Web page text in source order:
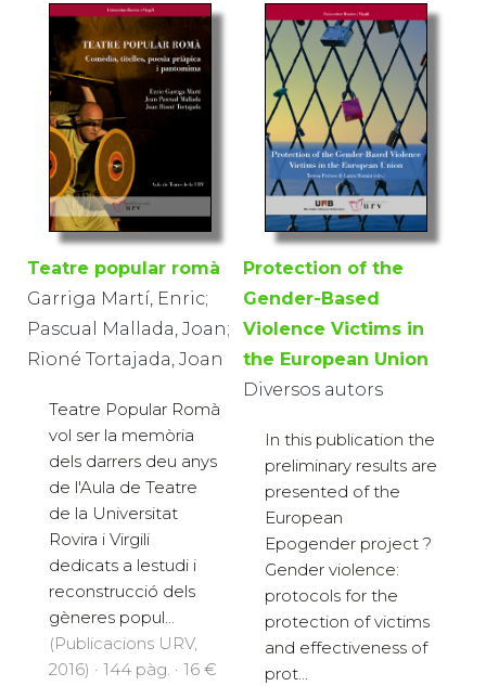
Teatre popular romà
Garriga Martí, Enric;
Pascual Mallada, Joan;
Rioné Tortajada, Joan
Teatre Popular Romà
vol ser la memòria
dels darrers deu anys
de l'Aula de Teatre
de la Universitat
Rovira i Virgili
dedicats a lestudi i
reconstrucció dels
gèneres popul...
(Publicacions URV,
2016) · 144 pàg. · 16 €
Protection of the
Gender-Based
Violence Victims in
the European Union
Diversos autors
In this publication the
preliminary results are
presented of the
European
Epogender project ?
Gender violence:
protocols for the
protection of victims
and effectiveness of
prot...